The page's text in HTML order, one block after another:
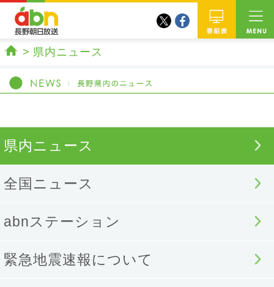
twitterfacebook
県内ニュース
県内ニュース
全国ニュース
abnステーション
緊急地震速報について